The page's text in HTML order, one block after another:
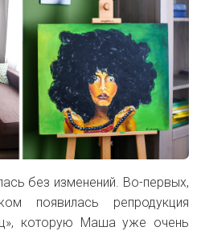
без изменений. Во-первых,
появилась репродукция
которую Маша уже очень